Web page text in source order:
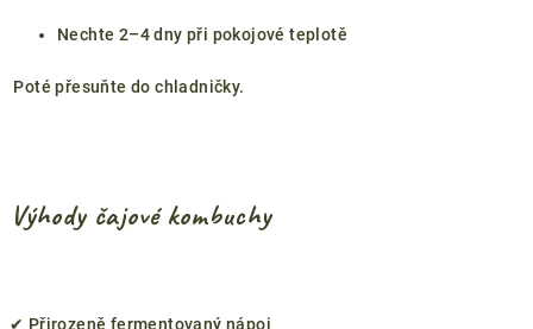
Nechte 2–4 dny při pokojové teplotě
Poté přesuňte do chladničky.
Výhody čajové kombuchy
✔ Přirozeně fermentovaný nápoj